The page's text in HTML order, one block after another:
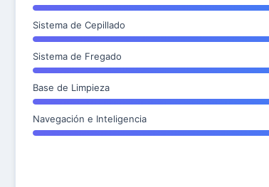
Sistema de Cepillado
Sistema de Fregado
Base de Limpieza
Navegación e Inteligencia